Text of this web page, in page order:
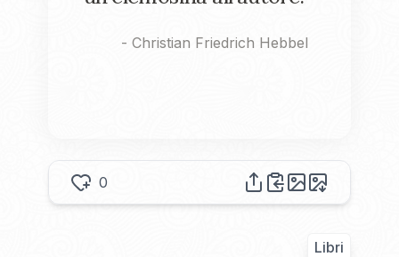
- Christian Friedrich Hebbel
0
Libri